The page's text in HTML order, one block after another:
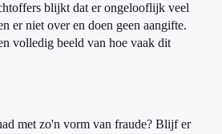
blijkt dat er ongelooflijk veel
er niet over en doen geen aangifte.
volledig beeld van hoe vaak dit
met zo'n vorm van fraude? Blijf er